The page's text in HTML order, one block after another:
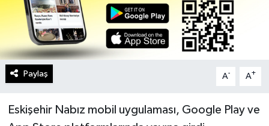
Paylaş A- A+
Eskişehir Nabız mobil uygulaması, Google Play ve
Sağlık
Spor
Teknoloji